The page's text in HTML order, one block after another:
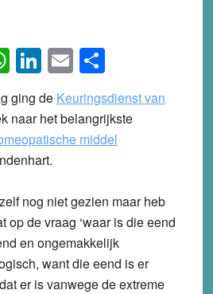
WhatsApp
LinkedIn
EmailShare
ging de Keuringsdienst van
naar het belangrijkste
middel
nog niet gezien maar heb
op de vraag ‘waar is die eend
en ongemakkelijk
want die eend is er
er is vanwege de extreme